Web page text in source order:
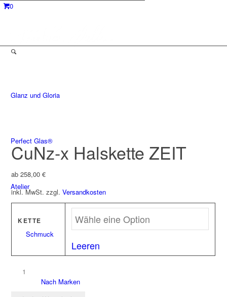
0
Glanz und Gloria
Perfect Glas®
Atelier
Schmuck
Nach Marken
CuNz-x Halskette ZEIT
ab258,00€
inkl. MwSt.zzgl.Versandkosten
KETTE
Leeren
CuNz-